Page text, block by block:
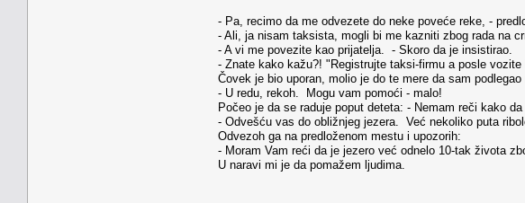
- Pa, recimo da me odvezete do neke poveće reke, -
- Ali, ja nisam taksista, mogli bi me kazniti zbog rada na
- A vi me povezite kao prijatelja. - Skoro da je insistirao.
- Znate kako kažu?! "Registrujte taksi-firmu a posle
Čovek je bio uporan, molio je do te mere da sam
- U redu, rekoh. Mogu vam pomoći - malo!
Počeo je da se raduje poput deteta: - Nemam reči kako
- Odvešću vas do obližnjeg jezera. Već nekoliko puta
Odvezoh ga na predloženom mestu i upozorih:
- Moram Vam reći da je jezero već odnelo 10-tak života
U naravi mi je da pomažem ljudima.